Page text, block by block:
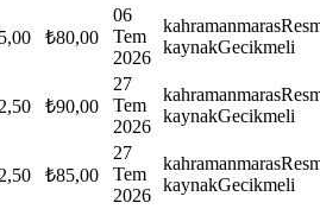
₺80,00
06
Tem
2026
kahramanmaras
kaynakGecikmeli
₺90,00
27
Tem
2026
kahramanmaras
kaynakGecikmeli
₺85,00
27
Tem
2026
kahramanmaras
kaynakGecikmeli